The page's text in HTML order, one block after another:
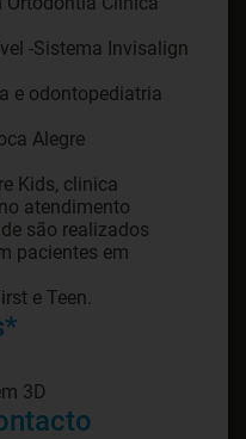
-Sistema Invisalign
e odontopediatria
Alegre
Kids, clinica
atendimento
são realizados
pacientes em
3D